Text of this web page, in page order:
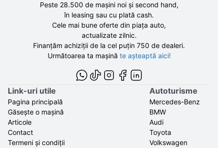
Peste 28.500 demașini noi și second hand,
în leasing sau cu plată cash.
Cele mai bune oferte din piața auto,
actualizate zilnic.
Finanțăm achiziții de la cel puțin 750 de dealeri.
Următoarea ta mașină te așteaptă aici!
Link-uri utile
Pagina principală
Găsește o mașină
Articole
Contact
Termeni și condiții
Autoturisme
Mercedes-Benz
BMW
Audi
Toyota
Volkswagen